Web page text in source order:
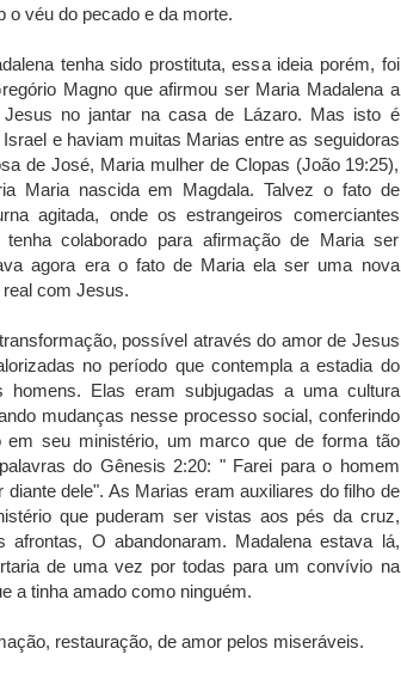
o véu do pecado e da morte.
tenha sido prostituta, essa ideia porém, foi
Magno que afirmou ser Maria Madalena a
no jantar na casa de Lázaro. Mas isto é
e haviam muitas Marias entre as seguidoras
de José, Maria mulher de Clopas (João 19:25),
Maria nascida em Magdala. Talvez o fato de
agitada, onde os estrangeiros comerciantes
colaborado para afirmação de Maria ser
agora era o fato de Maria ela ser uma nova
com Jesus.
possível através do amor de Jesus
no período que contempla a estadia do
Elas eram subjugadas a uma cultura
mudanças nesse processo social, conferindo
seu ministério, um marco que de forma tão
do Gênesis 2:20: " Farei para o homem
dele". As Marias eram auxiliares do filho de
que puderam ser vistas aos pés da cruz,
O abandonaram. Madalena estava lá,
de uma vez por todas para um convívio na
a tinha amado como ninguém.
restauração, de amor pelos miseráveis.